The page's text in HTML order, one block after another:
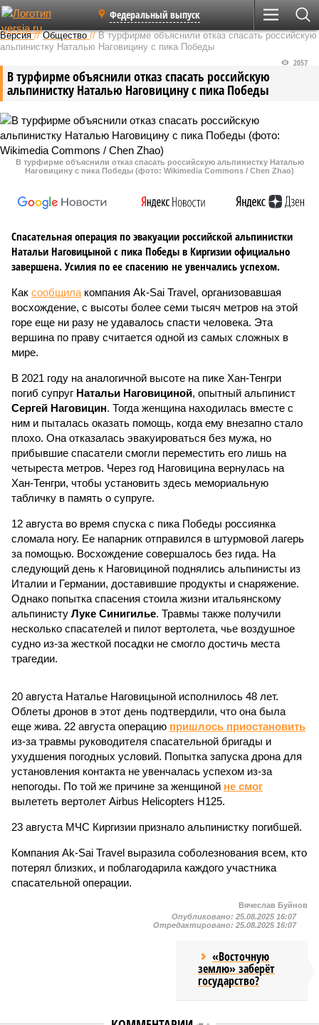
Федеральный выпуск
Версия //Общество //В турфирме объяснили отказ спасать российскую
альпинистку Наталью Наговицину с пика Победы
В турфирме объяснили отказ спасать российскую
альпинистку Наталью Наговицину с пика Победы
2057
В турфирме объяснили отказ спасать российскую альпинистку Наталью
Наговицину с пика Победы (фото: Wikimedia Commons / Chen Zhao)
Спасательная операция по эвакуации российской альпинистки
Натальи Наговицыной с пика Победы в Киргизии официально
завершена. Усилия по ее спасению не увенчались успехом.
Как сообщила компания Ak-Sai Travel, организовавшая
восхождение, с высоты более семи тысяч метров на этой
горе еще ни разу не удавалось спасти человека. Эта
вершина по праву считается одной из самых сложных в
мире.
В 2021 году на аналогичной высоте на пике Хан-Тенгри
погиб супруг Натальи Наговициной, опытный альпинист
Сергей Наговицин. Тогда женщина находилась вместе с
ним и пыталась оказать помощь, когда ему внезапно стало
плохо. Она отказалась эвакуироваться без мужа, но
прибывшие спасатели смогли переместить его лишь на
четыреста метров. Через год Наговицина вернулась на
Хан-Тенгри, чтобы установить здесь мемориальную
табличку в память о супруге.
12 августа во время спуска с пика Победы россиянка
сломала ногу. Ее напарник отправился в штурмовой лагерь
за помощью. Восхождение совершалось без гида. На
следующий день к Наговициной поднялись альпинисты из
Италии и Германии, доставившие продукты и снаряжение.
Однако попытка спасения стоила жизни итальянскому
альпинисту Луке Синигилье. Травмы также получили
несколько спасателей и пилот вертолета, чье воздушное
судно из-за жесткой посадки не смогло достичь места
трагедии.
20 августа Наталье Наговицыной исполнилось 48 лет.
Облеты дронов в этот день подтвердили, что она была
еще жива. 22 августа операцию пришлось приостановить
из-за травмы руководителя спасательной бригады и
ухудшения погодных условий. Попытка запуска дрона для
установления контакта не увенчалась успехом из-за
непогоды. По той же причине за женщиной не смог
вылететь вертолет Airbus Helicopters H125.
23 августа МЧС Киргизии признало альпинистку погибшей.
Компания Ak-Sai Travel выразила соболезнования всем, кто
потерял близких, и поблагодарила каждого участника
спасательной операции.
Вячеслав Буйнов
Опубликовано: 25.08.2025 16:07
Отредактировано: 25.08.2025 16:07
«Восточную
землю» заберёт
государство?